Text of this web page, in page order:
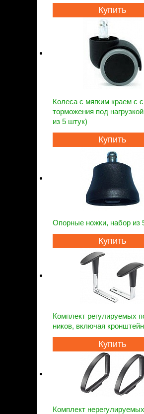
Купить
Колеса с мягким краем с
торможения под
из 5 штук)
Купить
Опорные ножки, набор из
Купить
Комплект регулируемых
ников, включая кронштейн
Купить
Комплект